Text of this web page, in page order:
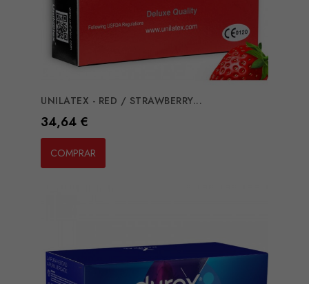
UNILATEX - RED / STRAWBERRY...
Preço
34,64 €
COMPRAR